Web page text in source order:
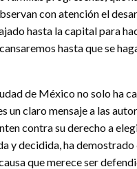
con atención el
hasta la capital para
hasta que se
de México no solo ha
un claro mensaje a las
contra su derecho a
y decidida, ha
que merece ser